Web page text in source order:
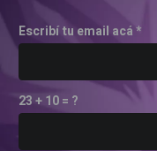
Escribí tu email acá *
23 + 10 = ?